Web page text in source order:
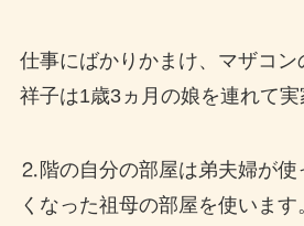
仕事にばかりかまけ、マザコン
祥子は1歳3ヵ月の娘を連れて実
⒉階の自分の部屋は弟夫婦が使
くなった祖母の部屋を使いま